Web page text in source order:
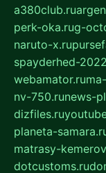
a380club.ru
perk-oka.rug-
naruto-x.ru
spayderhed-
webamator.ru
nv-750.runews-
dizfiles.ru
planeta-
matrasy-
dotcustoms.ru